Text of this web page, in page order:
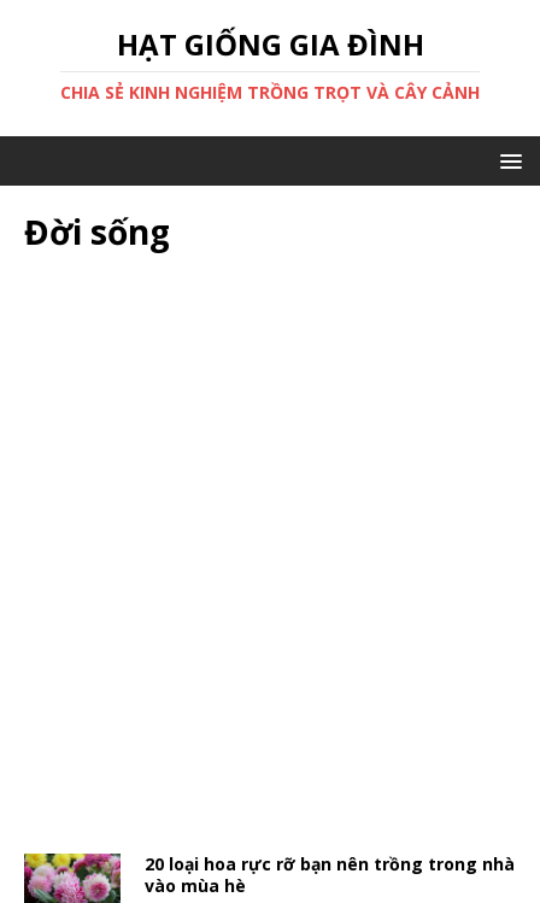
HẠT GIỐNG GIA ĐÌNH
CHIA SẺ KINH NGHIỆM TRỒNG TRỌT VÀ CÂY CẢNH
Đời sống
20 loại hoa rực rỡ bạn nên trồng trong nhà
vào mùa hè